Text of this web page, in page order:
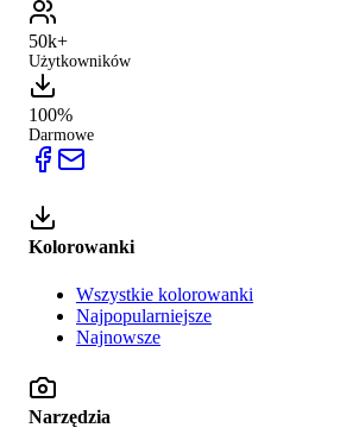
50k+
Użytkowników
100%
Darmowe
Kolorowanki
Wszystkie kolorowanki
Najpopularniejsze
Najnowsze
Narzędzia